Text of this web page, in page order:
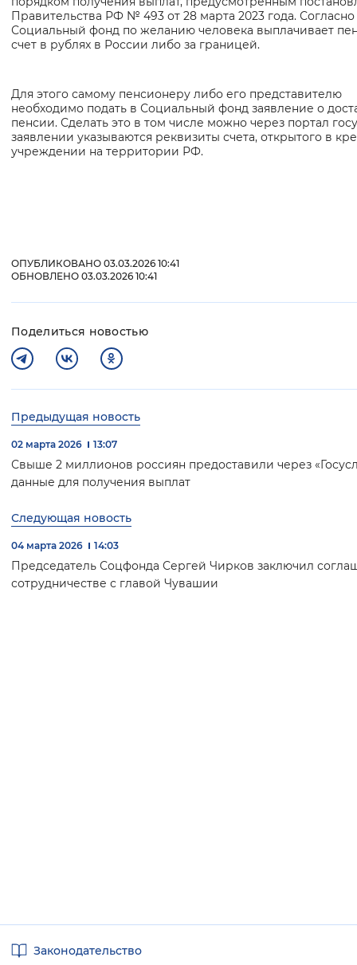
Правительства РФ № 493 от 28 марта 2023 года.
Социальный фонд по желанию человека выплачивает
счет в рублях в России либо за границей.
Для этого самому пенсионеру либо его представителю
необходимо подать в Социальный фонд заявление о
пенсии. Сделать это в том числе можно через портал
заявлении указываются реквизиты счета, открытого в
учреждении на территории РФ.
ОПУБЛИКОВАНО 03.03.2026 10:41
ОБНОВЛЕНО 03.03.2026 10:41
Поделиться новостью
Предыдущая новость
02 марта 2026 13:07
Свыше 2 миллионов россиян предоставили через
данные для получения выплат
Следующая новость
04 марта 2026 14:03
Председатель Соцфонда Сергей Чирков заключил
сотрудничестве с главой Чувашии
Законодательство